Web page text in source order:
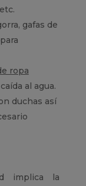
gafas de
para
ropa
al agua.
duchas así
implica la